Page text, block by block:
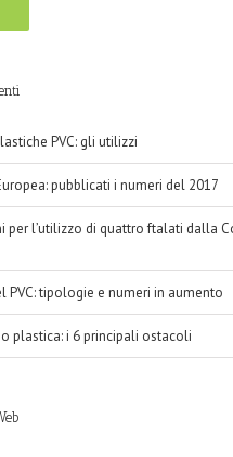
PVC: gli utilizzi
pubblicati i numeri del 2017
per l’utilizzo di quattro ftalati dalla
PVC: tipologie e numeri in aumento
plastica: i 6 principali ostacoli